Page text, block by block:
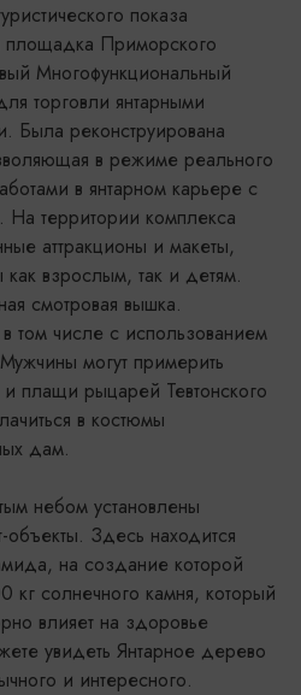
показа
площадка Приморского
Многофункциональный
торговли янтарными
Была реконструирована
в режиме реального
в янтарном карьере с
территории комплекса
аттракционы и макеты,
как взрослым, так и детям.
смотровая вышка.
том числе с использованием
могут примерить
плащи рыцарей Тевтонского
в костюмы
дам.
небом установлены
объекты. Здесь находится
на создание которой
кг солнечного камня, который
влияет на здоровье
увидеть Янтарное дерево
и интересного.